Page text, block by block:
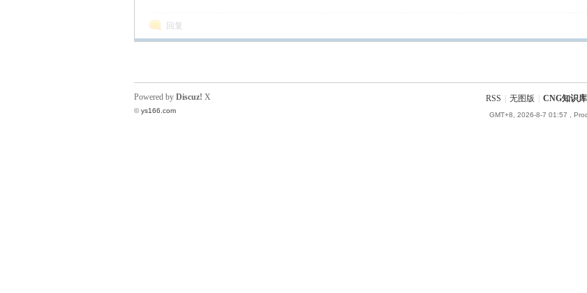
回复
RSS 无图版 CNG知识库
GMT+8, 2026-8-7 01:57 ,
Powered by Discuz! X
©ys166.com